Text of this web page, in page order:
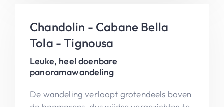
Chandolin - Cabane Bella
Tola - Tignousa
Leuke, heel doenbare
panoramawandeling
De wandeling verloopt grotendeels boven